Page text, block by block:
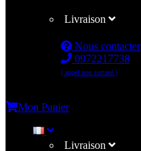
Livraison
Nous contacter
0972217738
( appel non surtaxé )
Mon Panier
Livraison